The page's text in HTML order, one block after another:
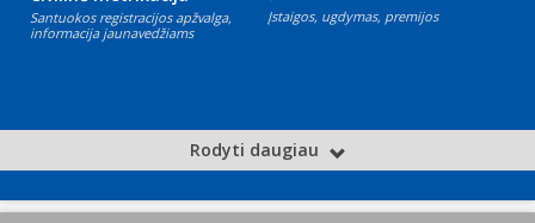
Santuokos registracijos apžvalga,
informacija jaunavedžiams
Įstaigos, ugdymas, premijos
Rodyti daugiau